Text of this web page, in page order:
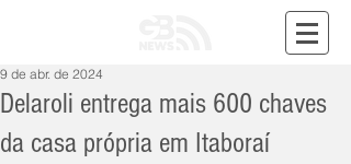
Delaroli entrega mais 600 chaves
da casa própria em Itaboraí
9 de abr. de 2024